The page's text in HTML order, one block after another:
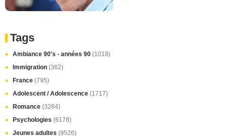
Tags
Ambiance 90's - années 90 (1018)
Immigration (362)
France (795)
Adolescent / Adolescence (1717)
Romance (3284)
Psychologies (6178)
Jeunes adultes (9526)